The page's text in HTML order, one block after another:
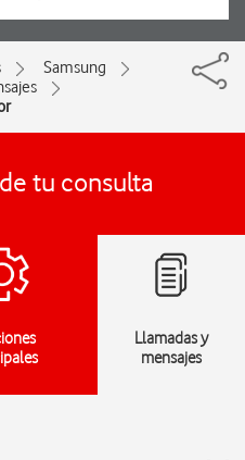
Samsung
tu consulta
Llamadas y
mensajes